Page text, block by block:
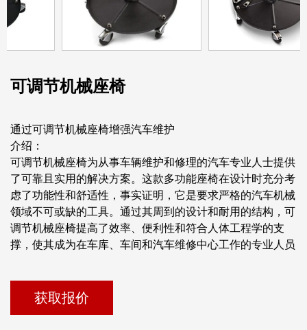
可调节机械座椅
通过可调节机械座椅增强汽车维护
介绍：
可调节机械座椅为从事车辆维护和修理的汽车专业人士提供
了可靠且实用的解决方案。这款多功能座椅在设计时充分考
虑了功能性和舒适性，事实证明，它是要求严格的汽车机械
领域不可或缺的工具。通过其周到的设计和耐用的结构，可
调节机械座椅提高了效率、便利性和符合人体工程学的支
撑，使其成为在车库、车间和汽车维修中心工作的专业人员
获取报价